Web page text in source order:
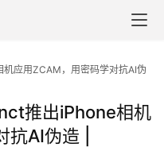
应用ZCAM，用密码学对抗AI伪
推出iPhone相机
AI伪造 |